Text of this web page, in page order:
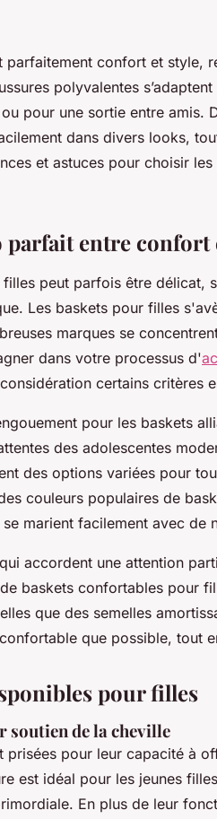
entre
parfaitement confort et style,
polyvalentes
pour une sortie entre amis.
dans divers looks,
et astuces pour choisir
parfait entre confort
peut parfois être délicat,
Les baskets pour filles
marques se
dans votre processus d'
certains critères
pour les baskets
des adolescentes
des options variées pour
couleurs populaires de
marient facilement avec de
accordent une attention
baskets confortables pour
que des semelles
que possible, tout
pour filles
soutien de la cheville
prisées pour leur capacité à
est idéal pour les jeunes
En plus de leur